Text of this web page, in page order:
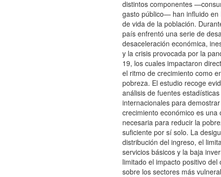
distintos componentes
gasto público— han influido en
de vida de la población.
país enfrentó una serie de
desaceleración económica,
y la crisis provocada por la
19, los cuales impactaron
el ritmo de crecimiento como
pobreza. El estudio recoge
análisis de fuentes
internacionales para
crecimiento económico es una
necesaria para reducir la
suficiente por sí solo. La
distribución del ingreso, el
servicios básicos y la baja
limitado el impacto positivo del
sobre los sectores más